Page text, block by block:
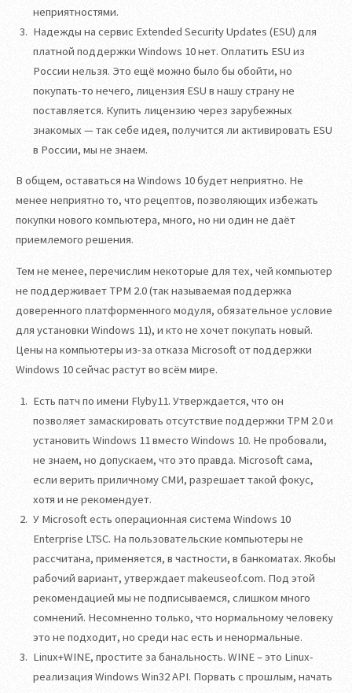
неприятностями.
Надежды на сервис Extended Security Updates (ESU) для
платной поддержки Windows 10 нет. Оплатить ESU из
России нельзя. Это ещё можно было бы обойти, но
покупать-то нечего, лицензия ESU в нашу страну не
поставляется. Купить лицензию через зарубежных
знакомых — так себе идея, получится ли активировать ESU
в России, мы не знаем.
В общем, оставаться на Windows 10 будет неприятно. Не
менее неприятно то, что рецептов, позволяющих избежать
покупки нового компьютера, много, но ни один не даёт
приемлемого решения.
Тем не менее, перечислим некоторые для тех, чей компьютер
не поддерживает TPM 2.0 (так называемая поддержка
доверенного платформенного модуля, обязательное условие
для установки Windows 11), и кто не хочет покупать новый.
Цены на компьютеры из-за отказа Microsoft от поддержки
Windows 10 сейчас растут во всём мире.
Есть патч по имени Flyby11. Утверждается, что он
позволяет замаскировать отсутствие поддержки TPM 2.0 и
установить Windows 11 вместо Windows 10. Не пробовали,
не знаем, но допускаем, что это правда. Microsoft сама,
если верить приличному СМИ, разрешает такой фокус,
хотя и не рекомендует.
У Microsoft есть операционная система Windows 10
Enterprise LTSC. На пользовательские компьютеры не
рассчитана, применяется, в частности, в банкоматах. Якобы
рабочий вариант, утверждает makeuseof.com. Под этой
рекомендацией мы не подписываемся, слишком много
сомнений. Несомненно только, что нормальному человеку
это не подходит, но среди нас есть и ненормальные.
Linux+WINE, простите за банальность. WINE – это Linux-
реализация Windows Win32 API. Порвать с прошлым, начать